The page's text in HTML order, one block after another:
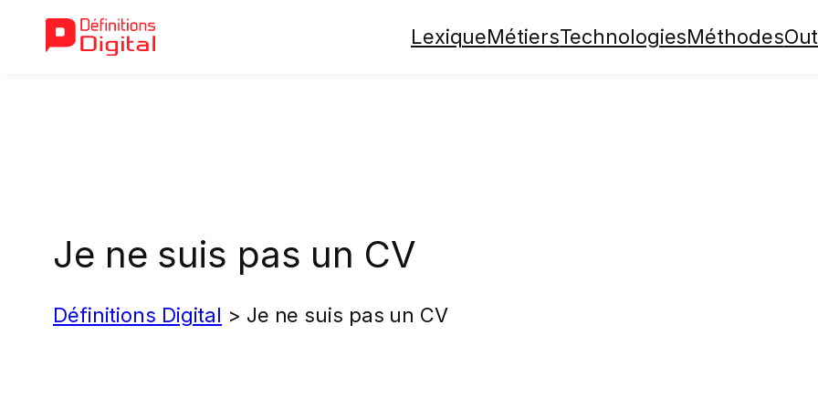
LexiqueMétiersTechnologiesMéthodes
Je ne suis pas un CV
Définitions Digital > Je ne suis pas un CV